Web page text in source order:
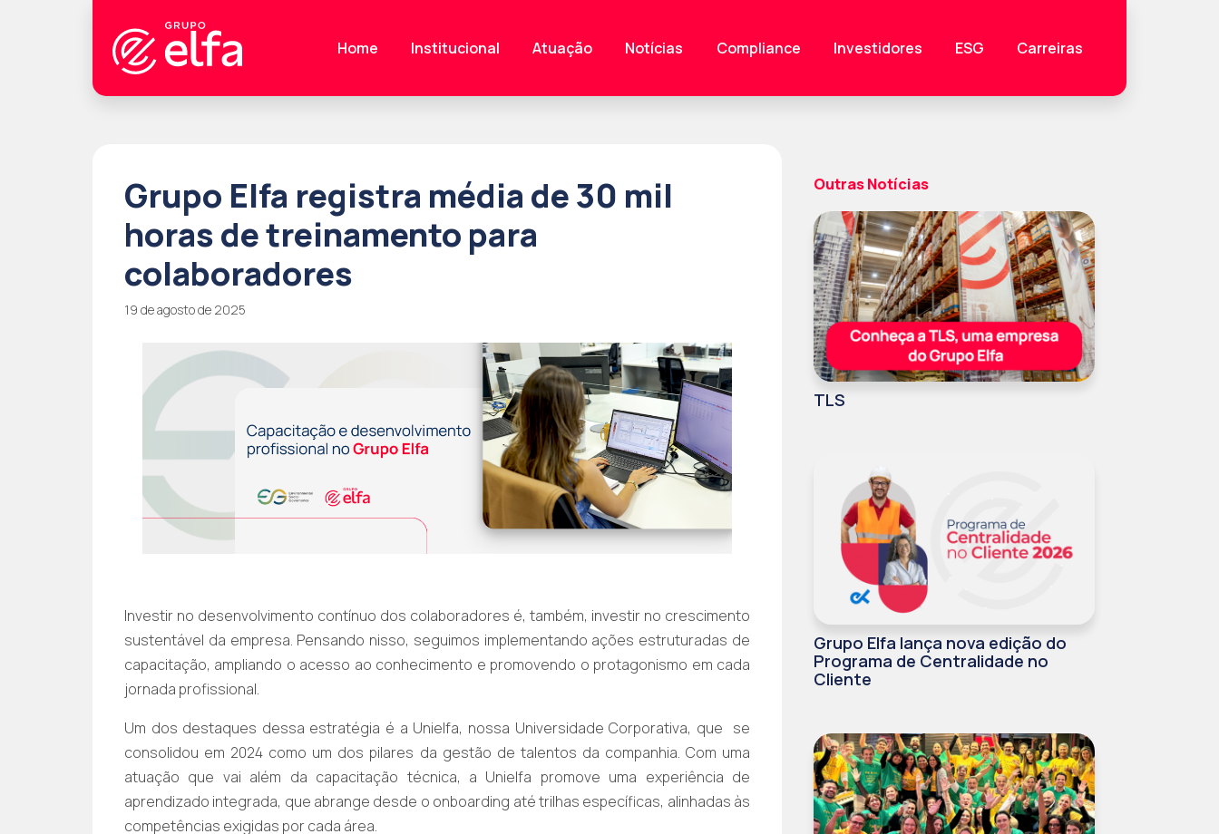
Home Institucional Atuação Notícias Compliance Investidores ESG Carreiras
Grupo Elfa registra média de 30 mil
horas de treinamento para
colaboradores
19 de agosto de 2025
Investir no desenvolvimento contínuo dos colaboradores é, também, investir no crescimento
sustentável da empresa. Pensando nisso, seguimos implementando ações estruturadas de
capacitação, ampliando o acesso ao conhecimento e promovendo o protagonismo em cada
jornada profissional.
Um dos destaques dessa estratégia é a Unielfa, nossa Universidade Corporativa, que se
consolidou em 2024 como um dos pilares da gestão de talentos da companhia. Com uma
atuação que vai além da capacitação técnica, a Unielfa promove uma experiência de
aprendizado integrada, que abrange desde o onboarding até trilhas específicas, alinhadas às
competências exigidas por cada área.
Outras Notícias
TLS
Grupo Elfa lança nova edição do
Programa de Centralidade no
Cliente